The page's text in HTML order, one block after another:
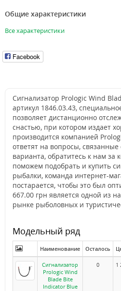
Общие характеристики
Все характеристики
Facebook
Сигнализатор Prologic Wind
артикул 1846.03.43,
позволяет дистанционно
снастью, при котором издает
производится компанией
ответят на вопросы,
варианта, обратитесь к нам за
поможем подобрать и купить
рыбалки, команда интернет-
постарается, чтобы это был
667.00 грн является одной из
рынке рыболовных и
Модельный ряд
Наименование Осталось
Сигнализатор
Prologic Wind
Blade Bite
Indicator Blue
0 1